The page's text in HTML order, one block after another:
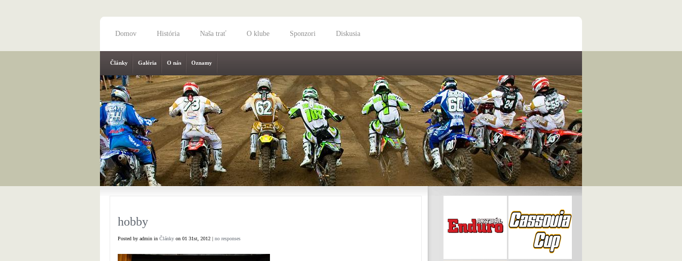
Domov História Naša trať O klube Sponzori Diskusia
Články Galéria O nás Oznamy
hobby
Posted by admin in Články on 01 31st, 2012 | no responses